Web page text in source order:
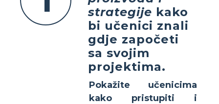
strategije kako
bi učenici znali
gdje započeti
sa svojim
projektima.
Pokažite učenicima
kako pristupiti i